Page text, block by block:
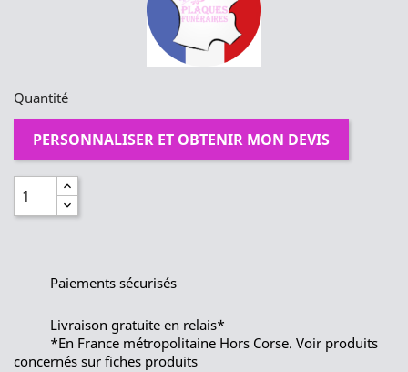
Quantité
PERSONNALISER ET OBTENIR MON DEVIS
Paiements sécurisés
Livraison gratuite en relais*
*En France métropolitaine Hors Corse. Voir produits
concernés sur fiches produits